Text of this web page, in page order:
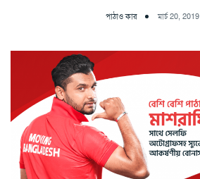
পাঠাও কার মার্চ 20, 2019